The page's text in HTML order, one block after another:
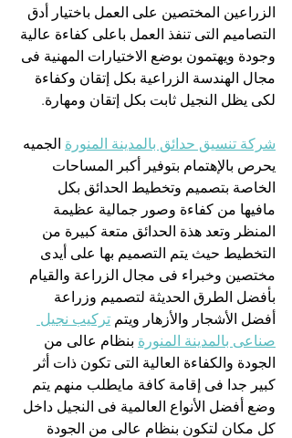
الزراعين المختصين على العمل باختيار أدق
التصاميم التى تنفذ العمل باعلى كفاءة عالية
وجودة ويهتمون بوضع الاختيارات المهنية فى
مجال الهندسة الزراعية بكل إتقان وكفاءة
لكى يظل النجيل ثابت بكل إتقان ومهارة.
شركة تنسيق حدائق بالمدينة المنورة الجميه
يحرص بالإهتمام بتوفير أكبر المساحات
الخاصة بتصميم وتخطيط الحدائق بكل
مافيها من كفاءة وصور جمالية عظيمة
المنظر وتعد هذة الحدائق متعة كبيرة من
التخطيط حيث يتم التصميم بها على أيدى
مختصين وخبراء فى مجال الزراعة والقيام
بأفضل الطرق الحديثة لتصميم وزراعة
أفضل الأشجار والأزهار ويتم تركيب نجيل
صناعى بالمدينة المنورة بنظام عالى من
الجودة والكفاءة العالية التى تكون ذات أثر
كبير جدا فى إقامة كافة مايطلب منهم يتم
وضع أفضل الأنواع العالمية فى النجيل داخل
كل مكان لتكون بنظام عالى من الجودة